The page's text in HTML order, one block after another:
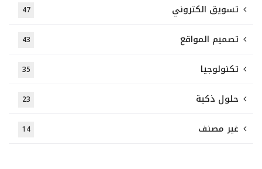
تسويق الكتروني 47
تصميم المواقع 43
تكنولوجيا 35
حلول ذكية 23
غير مصنف 14